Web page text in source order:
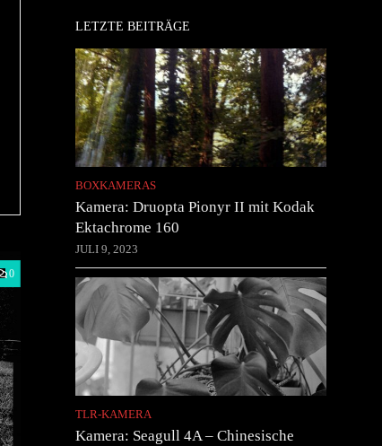
0
LETZTE BEITRÄGE
BOXKAMERAS
Kamera: Druopta Pionyr II mit Kodak
Ektachrome 160
JULI 9, 2023
TLR-KAMERA
Kamera: Seagull 4A – Chinesische